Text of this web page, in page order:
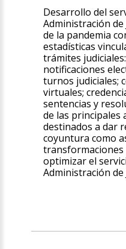
Desarrollo del
Administración
de la pandemia
estadísticas
trámites
notificaciones
turnos judiciales;
virtuales;
sentencias y
de las principales
destinados a dar
coyuntura como
optimizar el
Administración de